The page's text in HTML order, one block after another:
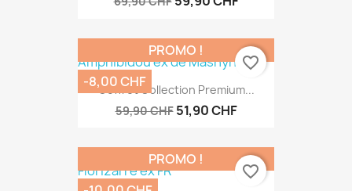
Coffret Collection Premium...
59,90 CHF 51,90 CHF
PROMO !
-8,00 CHF
favorite_border
PROMO !
favorite_border